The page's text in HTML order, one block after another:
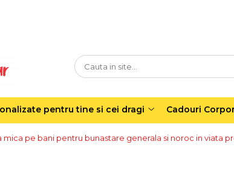
pentru tine si cei dragi Cadouri
mica pe bani pentru bunastare generala si noroc in viata